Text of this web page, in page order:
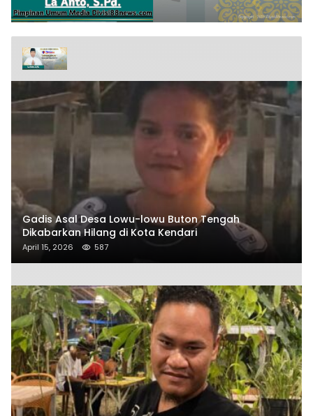
Gadis Asal Desa Lowu-lowu Buton Tengah
Dikabarkan Hilang di Kota Kendari
April 15, 2026 587